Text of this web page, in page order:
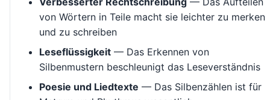
von Wörtern in Teile macht sie leichter zu merken
und zu schreiben
Leseflüssigkeit — Das Erkennen von
Silbenmustern beschleunigt das Leseverständnis
Poesie und Liedtexte — Das Silbenzählen ist für